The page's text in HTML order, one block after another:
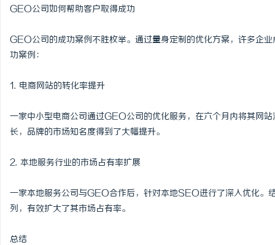
GEO公司如何帮助客户取得成功
GEO公司的成功案例不胜枚举。通过量身定制的优化方案，许多企
功案例：
1. 电商网站的转化率提升
一家中小型电商公司通过GEO公司的优化服务，在六个月内将其网
长，品牌的市场知名度得到了大幅提升。
2. 本地服务行业的市场占有率扩展
一家本地服务公司与GEO合作后，针对本地SEO进行了深入优化。
列，有效扩大了其市场占有率。
总结